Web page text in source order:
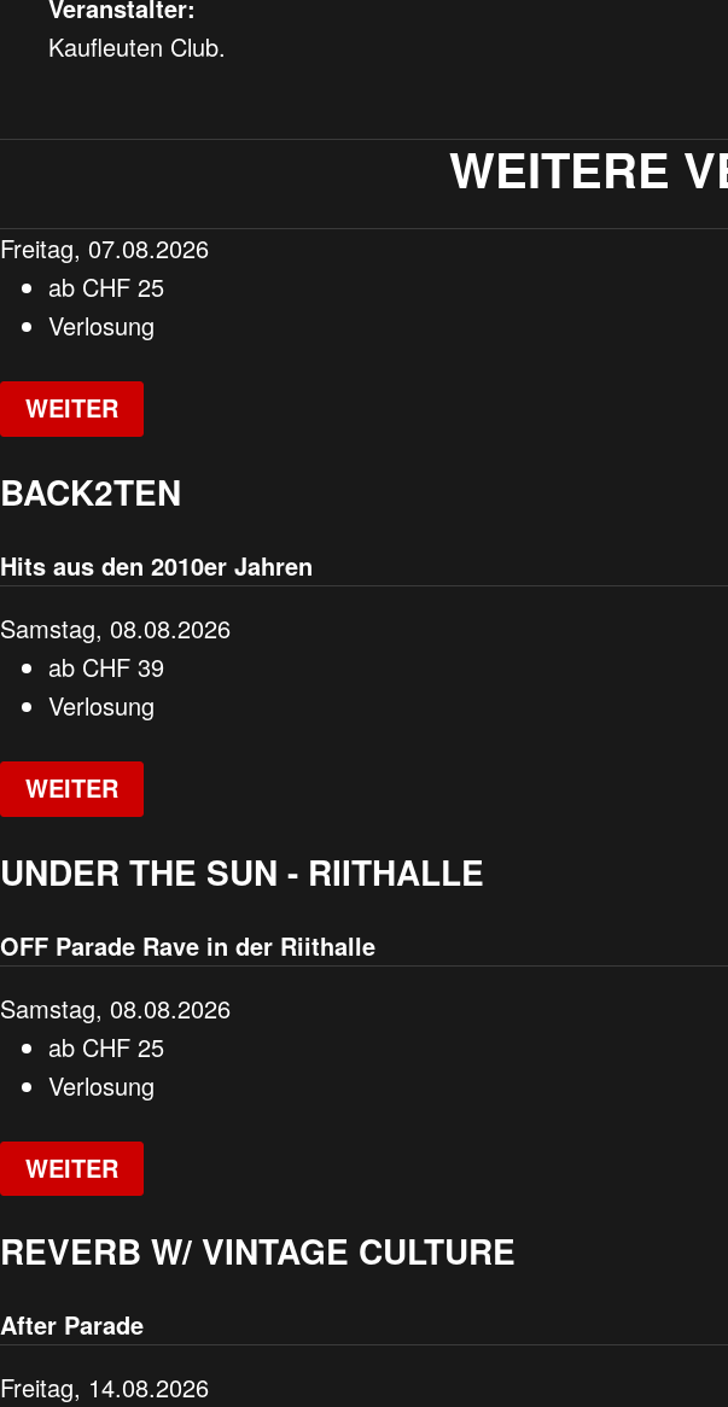
Veranstalter:
Kaufleuten Club.
WEITERE
Freitag, 07.08.2026
ab CHF 25
Verlosung
WEITER
BACK2TEN
Hits aus den 2010er Jahren
Samstag, 08.08.2026
ab CHF 39
Verlosung
WEITER
UNDER THE SUN - RIITHALLE
OFF Parade Rave in der Riithalle
Samstag, 08.08.2026
ab CHF 25
Verlosung
WEITER
REVERB W/ VINTAGE CULTURE
After Parade
Freitag, 14.08.2026